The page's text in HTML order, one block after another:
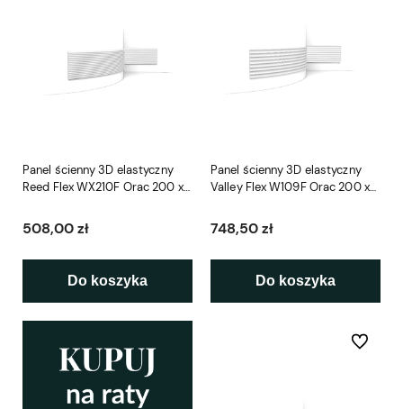
Panel ścienny 3D elastyczny
Reed Flex WX210F Orac 200 x
508,00 zł
Do koszyka
Panel ścienny 3D elastyczny
Valley Flex W109F Orac 200 x
748,50 zł
Do koszyka
Do